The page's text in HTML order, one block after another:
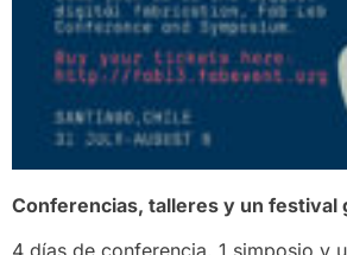
Conferencias, talleres y un festival
4 días de conferencia, 1 simposio y